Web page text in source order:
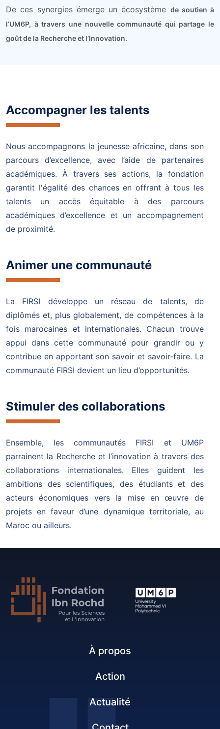
De ces synergies émerge un écosystème de soutien à
l’UM6P, à travers une nouvelle communauté qui partage le
goût de la Recherche et l’Innovation.
Accompagner les talents
Nous accompagnons la jeunesse africaine, dans son
parcours d’excellence, avec l’aide de partenaires
académiques. À travers ses actions, la fondation
garantit l'égalité des chances en offrant à tous les
talents un accès équitable à des parcours
académiques d’excellence et un accompagnement
de proximité.
Animer une communauté
La FIRSI développe un réseau de talents, de
diplômés et, plus globalement, de compétences à la
fois marocaines et internationales. Chacun trouve
appui dans cette communauté pour grandir ou y
contribue en apportant son savoir et savoir-faire. La
communauté FIRSI devient un lieu d’opportunités.
Stimuler des collaborations
Ensemble, les communautés FIRSI et UM6P
parrainent la Recherche et l’innovation à travers des
collaborations internationales. Elles guident les
ambitions des scientifiques, des étudiants et des
acteurs économiques vers la mise en œuvre de
projets en faveur d’une dynamique territoriale, au
Maroc ou ailleurs.
À propos
Action
Actualité